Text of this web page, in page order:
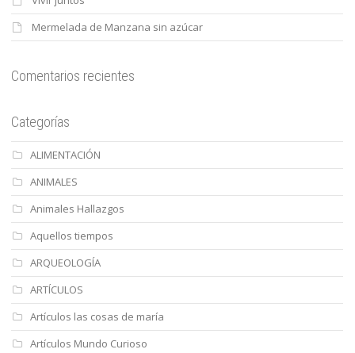
Mermelada de Manzana sin azúcar
Comentarios recientes
Categorías
ALIMENTACIÓN
ANIMALES
Animales Hallazgos
Aquellos tiempos
ARQUEOLOGÍA
ARTÍCULOS
Artículos las cosas de maría
Artículos Mundo Curioso